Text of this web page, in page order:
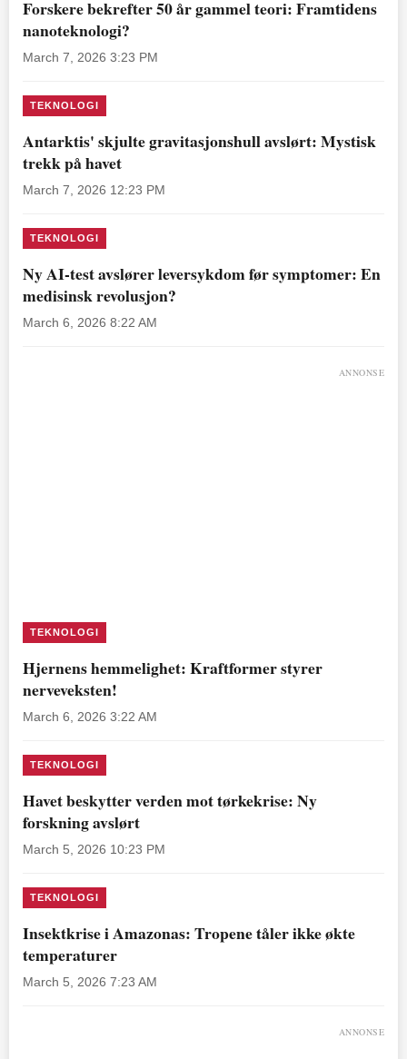
Forskere bekrefter 50 år gammel teori: Framtidens
nanoteknologi?
March 7, 2026 3:23 PM
TEKNOLOGI
Antarktis' skjulte gravitasjonshull avslørt: Mystisk
trekk på havet
March 7, 2026 12:23 PM
TEKNOLOGI
Ny AI-test avslører leversykdom før symptomer: En
medisinsk revolusjon?
March 6, 2026 8:22 AM
ANNONSE
TEKNOLOGI
Hjernens hemmelighet: Kraftformer styrer
nerveveksten!
March 6, 2026 3:22 AM
TEKNOLOGI
Havet beskytter verden mot tørkekrise: Ny
forskning avslørt
March 5, 2026 10:23 PM
TEKNOLOGI
Insektkrise i Amazonas: Tropene tåler ikke økte
temperaturer
March 5, 2026 7:23 AM
ANNONSE